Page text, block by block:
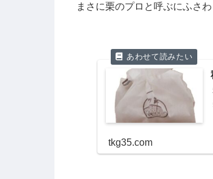
まさに栗のプロと呼ぶにふさ
tkg35.com